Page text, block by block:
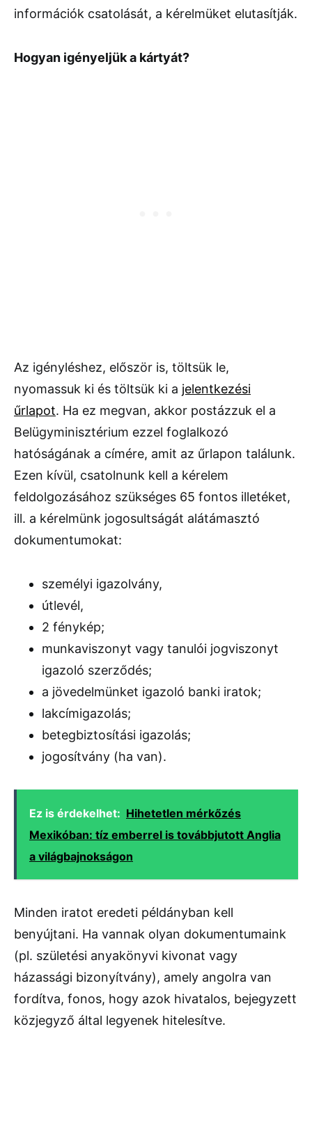
információk csatolását, a kérelmüket elutasítják.
Hogyan igényeljük a kártyát?
Az igényléshez, először is, töltsük le,
nyomassuk ki és töltsük ki a jelentkezési
űrlapot. Ha ez megvan, akkor postázzuk el a
Belügyminisztérium ezzel foglalkozó
hatóságának a címére, amit az űrlapon találunk.
Ezen kívül, csatolnunk kell a kérelem
feldolgozásához szükséges 65 fontos illetéket,
ill. a kérelmünk jogosultságát alátámasztó
dokumentumokat:
személyi igazolvány,
útlevél,
2 fénykép;
munkaviszonyt vagy tanulói jogviszonyt
igazoló szerződés;
a jövedelmünket igazoló banki iratok;
lakcímigazolás;
betegbiztosítási igazolás;
jogosítvány (ha van).
Ez is érdekelhet: Hihetetlen mérkőzés
Mexikóban: tíz emberrel is továbbjutott Anglia
a világbajnokságon
Minden iratot eredeti példányban kell
benyújtani. Ha vannak olyan dokumentumaink
(pl. születési anyakönyvi kivonat vagy
házassági bizonyítvány), amely angolra van
fordítva, fonos, hogy azok hivatalos, bejegyzett
közjegyző által legyenek hitelesítve.